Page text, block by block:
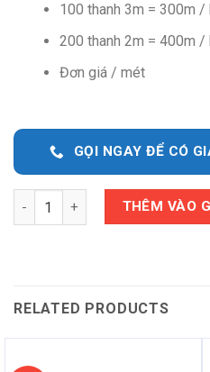
100 thanh 3m = 300m /
200 thanh 2m = 400m /
Đơn giá / mét
GỌI NGAY ĐỂ CÓ
Quantity THÊM VÀO
RELATED PRODUCTS